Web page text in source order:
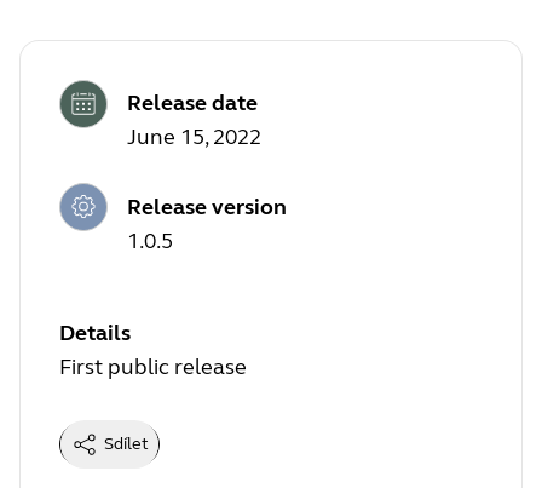
Release date
June 15, 2022
Release version
1.0.5
Details
First public release
Sdílet